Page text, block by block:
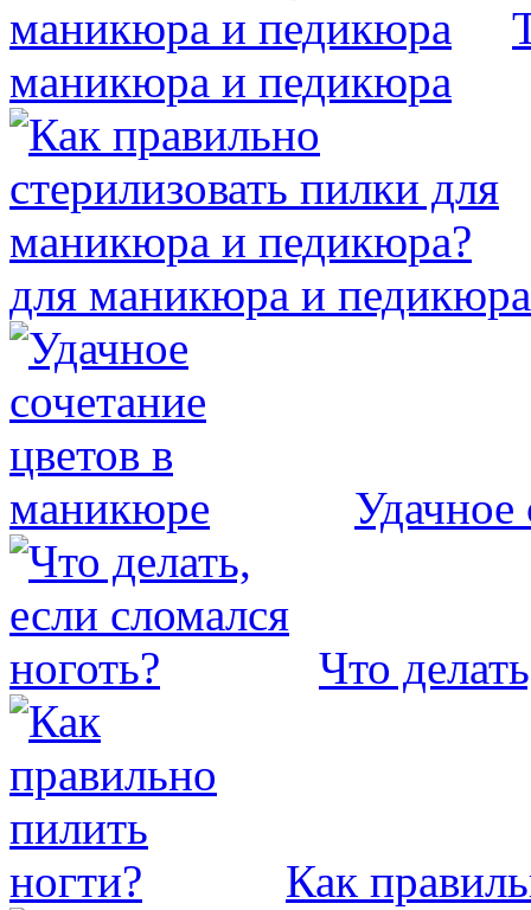
маникюра и педикюра
для маникюра и
Удачное
Что
Как